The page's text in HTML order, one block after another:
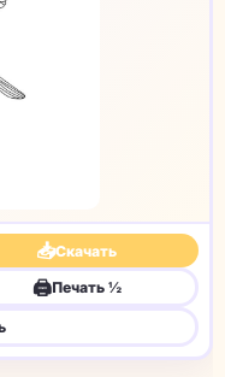
📥Скачать
🖨Печать ½